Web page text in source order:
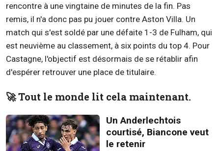
rencontre à une vingtaine de minutes de la fin. Pas
remis, il n'a donc pas pu jouer contre Aston Villa. Un
match qui s'est soldé par une défaite 1-3 de Fulham, qui
est neuvième au classement, à six points du top 4. Pour
Castagne, l'objectif est désormais de se rétablir afin
d'espérer retrouver une place de titulaire.
🚀 Tout le monde lit cela maintenant.
Un Anderlechtois
courtisé, Biancone veut
le retenir